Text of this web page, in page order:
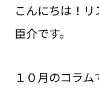
こんにちは！
臣介です。
１０月のコラ